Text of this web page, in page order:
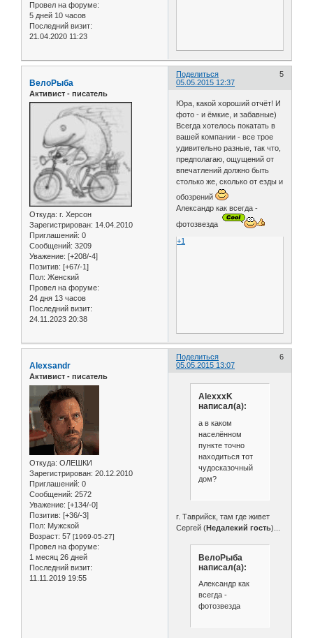
Провел на форуме:
5 дней 10 часов
Последний визит:
21.04.2020 11:23
Поделиться
5
05.05.2015 12:37
ВелоРыба
Активист - писатель
Откуда: г. Херсон
Зарегистрирован: 14.04.2010
Приглашений: 0
Сообщений: 3209
Уважение: [+208/-4]
Позитив: [+67/-1]
Пол: Женский
Провел на форуме:
24 дня 13 часов
Последний визит:
24.11.2023 20:38
Юра, какой хороший отчёт! И
фото - и ёмкие, и забавные)
Всегда хотелось покатать в
вашей компании - все трое
удивительно разные, так что,
предполагаю, ощущений от
впечатлений должно быть
столько же, сколько от езды и
обозрений
Александр как всегда -
фотозвезда
+1
Поделиться
6
05.05.2015 13:07
Alexsandr
Активист - писатель
Откуда: ОЛЕШКИ
Зарегистрирован: 20.12.2010
Приглашений: 0
Сообщений: 2572
Уважение: [+134/-0]
Позитив: [+36/-3]
Пол: Мужской
Возраст: 57 [1969-05-27]
Провел на форуме:
1 месяц 26 дней
Последний визит:
11.11.2019 19:55
AlexxxK
написал(а):
а в каком
населённом
пункте точно
находиться тот
чудосказочный
дом?
г. Таврийск, там где живет
Сергей (Недалекий гость)...
ВелоРыба
написал(а):
Александр как
всегда -
фотозвезда